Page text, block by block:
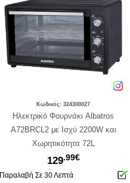
Κωδικός: 324300027
Ηλεκτρικό Φουρνάκι Albatros
A72BRCL2 με Ισχύ 2200W και
Χωρητικότητα 72L
129.99€
Παραλαβή Σε 30 Λεπτά